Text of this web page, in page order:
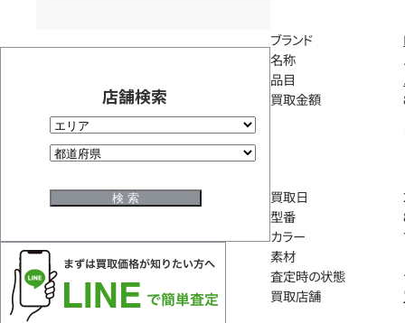
店舗検索
ブランド
名称
品目
買取金額
買取日
型番
カラー
素材
査定時の状態
買取店舗